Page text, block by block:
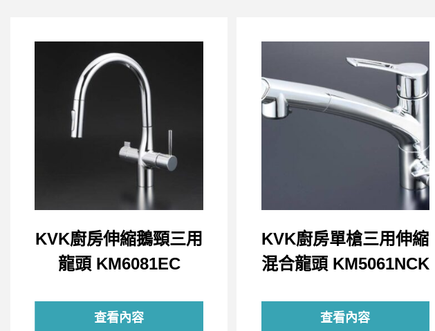
KVK廚房伸縮鵝頸三用
龍頭 KM6081EC
查看內容
KVK廚房單槍三用伸縮
混合龍頭 KM5061NCK
查看內容